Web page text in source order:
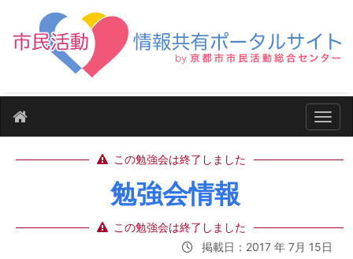
ナビ
この勉強会は終了しました
勉強会情報
この勉強会は終了しました
掲載日：2017 年 7月 15日